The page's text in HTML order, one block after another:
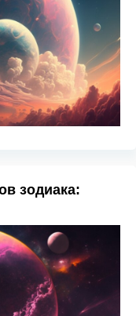
зодиака: